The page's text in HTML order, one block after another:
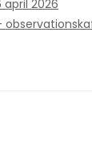
april 2026